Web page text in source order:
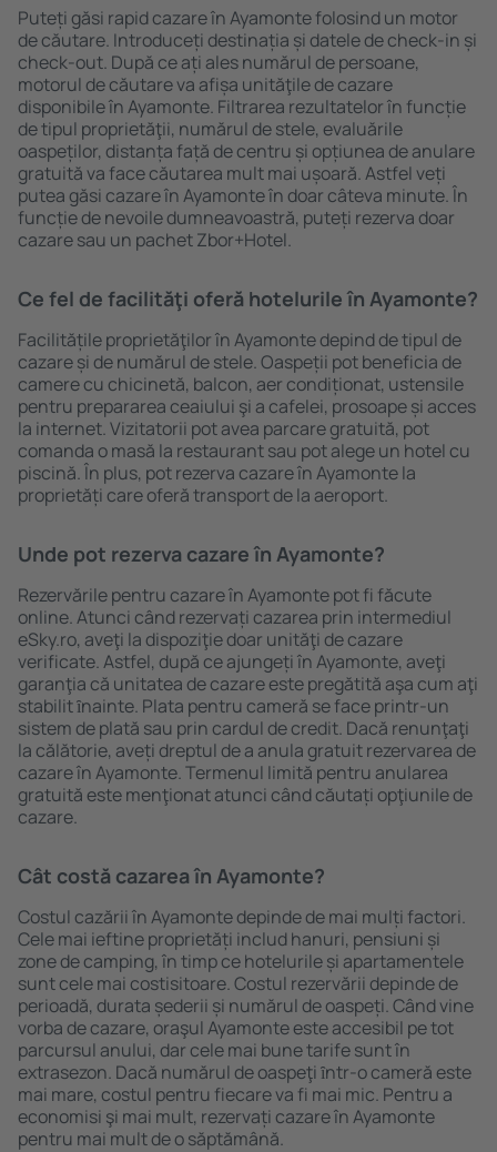
Puteți găsi rapid cazare în Ayamonte folosind un motor
de căutare. Introduceți destinația și datele de check-in și
check-out. După ce ați ales numărul de persoane,
motorul de căutare va afișa unităţile de cazare
disponibile în Ayamonte. Filtrarea rezultatelor în funcție
de tipul proprietăţii, numărul de stele, evaluările
oaspeților, distanța față de centru și opțiunea de anulare
gratuită va face căutarea mult mai ușoară. Astfel veți
putea găsi cazare în Ayamonte în doar câteva minute. În
funcție de nevoile dumneavoastră, puteți rezerva doar
cazare sau un pachet Zbor+Hotel.
Ce fel de facilităţi oferă hotelurile în Ayamonte?
Facilitățile proprietăţilor în Ayamonte depind de tipul de
cazare și de numărul de stele. Oaspeții pot beneficia de
camere cu chicinetă, balcon, aer condiționat, ustensile
pentru prepararea ceaiului şi a cafelei, prosoape și acces
la internet. Vizitatorii pot avea parcare gratuită, pot
comanda o masă la restaurant sau pot alege un hotel cu
piscină. În plus, pot rezerva cazare în Ayamonte la
proprietăți care oferă transport de la aeroport.
Unde pot rezerva cazare în Ayamonte?
Rezervările pentru cazare în Ayamonte pot fi făcute
online. Atunci când rezervați cazarea prin intermediul
eSky.ro, aveţi la dispoziţie doar unităţi de cazare
verificate. Astfel, după ce ajungeți în Ayamonte, aveţi
garanţia că unitatea de cazare este pregătită aşa cum aţi
stabilit ȋnainte. Plata pentru cameră se face printr-un
sistem de plată sau prin cardul de credit. Dacă renunţaţi
la călătorie, aveți dreptul de a anula gratuit rezervarea de
cazare în Ayamonte. Termenul limită pentru anularea
gratuită este menţionat atunci când căutați opţiunile de
cazare.
Cât costă cazarea în Ayamonte?
Costul cazării în Ayamonte depinde de mai mulți factori.
Cele mai ieftine proprietăți includ hanuri, pensiuni și
zone de camping, în timp ce hotelurile și apartamentele
sunt cele mai costisitoare. Costul rezervării depinde de
perioadă, durata șederii și numărul de oaspeți. Când vine
vorba de cazare, oraşul Ayamonte este accesibil pe tot
parcursul anului, dar cele mai bune tarife sunt în
extrasezon. Dacă numărul de oaspeţi ȋntr-o cameră este
mai mare, costul pentru fiecare va fi mai mic. Pentru a
economisi şi mai mult, rezervați cazare în Ayamonte
pentru mai mult de o săptămână.